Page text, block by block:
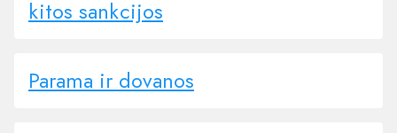
kitos sankcijos
Parama ir dovanos